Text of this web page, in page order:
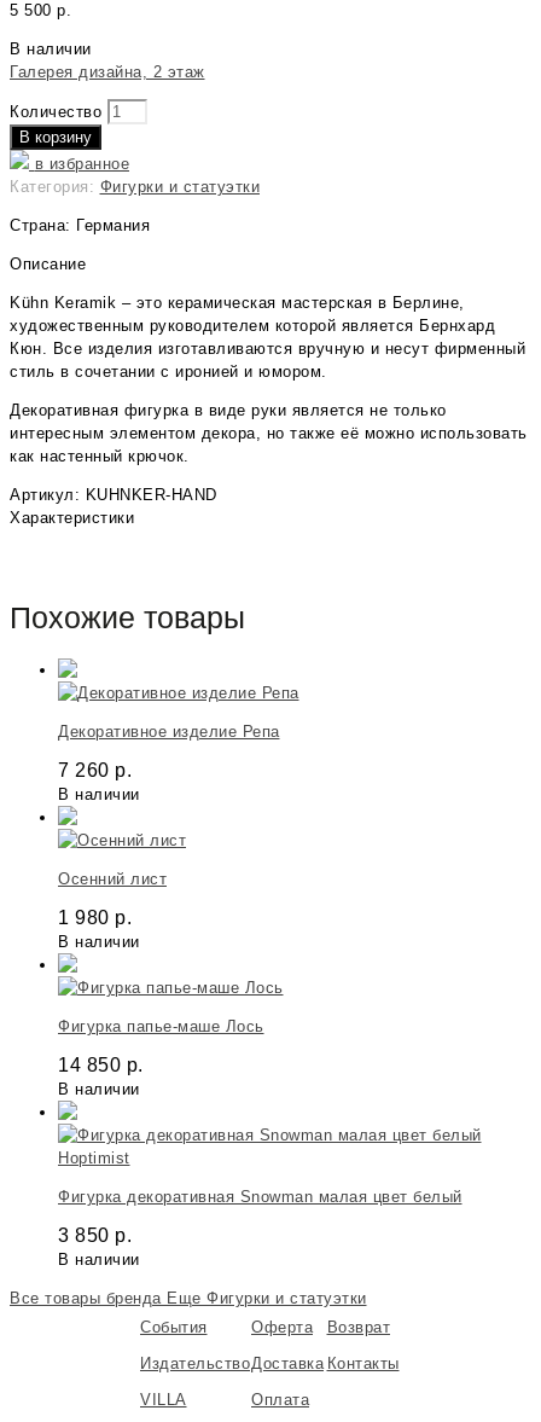
5 500 р.
В наличии
Галерея дизайна, 2 этаж
Количество
В корзину
в избранное
Категория: Фигурки и статуэтки
Страна: Германия
Описание
Kühn Keramik – это керамическая мастерская в Берлине,
художественным руководителем которой является Бернхард
Кюн. Все изделия изготавливаются вручную и несут фирменный
стиль в сочетании с иронией и юмором.
Декоративная фигурка в виде руки является не только
интересным элементом декора, но также её можно использовать
как настенный крючок.
Артикул: KUHNKER-HAND
Характеристики
Похожие товары
Декоративное изделие Репа
7 260 р.
В наличии
Осенний лист
1 980 р.
В наличии
Фигурка папье-маше Лось
14 850 р.
В наличии
Hoptimist
Фигурка декоративная Snowman малая цвет белый
3 850 р.
В наличии
Все товары бренда Еще Фигурки и статуэтки
События
Издательство
VILLA
Оферта
Доставка
Оплата
Возврат
Контакты